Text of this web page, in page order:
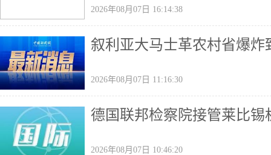
2026年08月07日 16:14:38
叙利亚大马士革农村省爆炸
2026年08月07日 11:16:30
德国联邦检察院接管莱比
2026年08月07日 10:46:20